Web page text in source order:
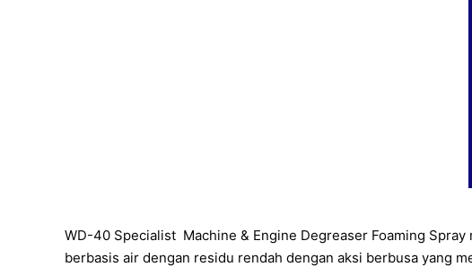
WD-40 Specialist Machine & Engine Degreaser Foaming
berbasis air dengan residu rendah dengan aksi berbusa yang